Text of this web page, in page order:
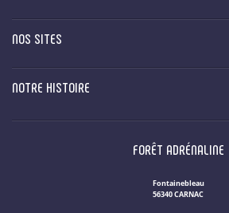
NOS SITES
NOTRE HISTOIRE
FORÊT ADRÉNALINE
Fontainebleau
56340 CARNAC